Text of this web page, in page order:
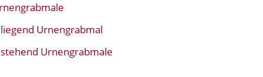
liegend Urnengrabmal
stehend Urnengrabmale